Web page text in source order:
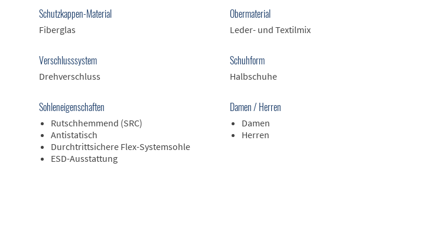
Schutzkappen-Material
Fiberglas
Verschlusssystem
Drehverschluss
Sohleneigenschaften
Rutschhemmend (SRC)
Antistatisch
Durchtrittsichere Flex-Systemsohle
ESD-Ausstattung
Obermaterial
Leder- und Textilmix
Schuhform
Halbschuhe
Damen / Herren
Damen
Herren